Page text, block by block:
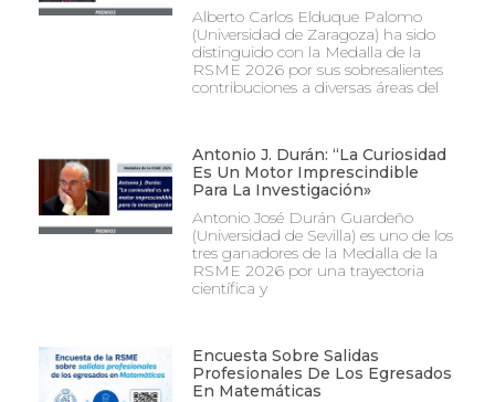
Alberto Carlos Elduque Palomo
(Universidad de Zaragoza) ha sido
distinguido con la Medalla de la
RSME 2026 por sus sobresalientes
contribuciones a diversas áreas del
Antonio J. Durán: “La Curiosidad
Es Un Motor Imprescindible
Para La Investigación»
Antonio José Durán Guardeño
(Universidad de Sevilla) es uno de los
tres ganadores de la Medalla de la
RSME 2026 por una trayectoria
científica y
Encuesta Sobre Salidas
Profesionales De Los Egresados
En Matemáticas